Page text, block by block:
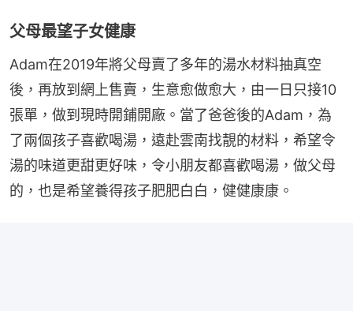
父母最望子女健康
Adam在2019年將父母賣了多年的湯水材料抽真空
後，再放到網上售賣，生意愈做愈大，由一日只接10
張單，做到現時開鋪開廠。當了爸爸後的Adam，為
了兩個孩子喜歡喝湯，遠赴雲南找靚的材料，希望令
湯的味道更甜更好味，令小朋友都喜歡喝湯，做父母
的，也是希望養得孩子肥肥白白，健健康康。